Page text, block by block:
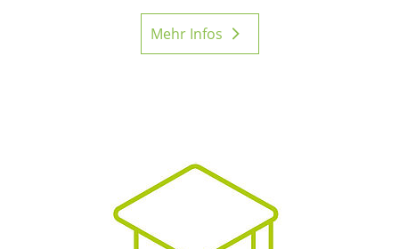
Mehr Infos